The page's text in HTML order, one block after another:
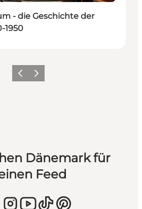
- die Geschichte der
1950
ZurückWeiter
Dänemark für
Feed